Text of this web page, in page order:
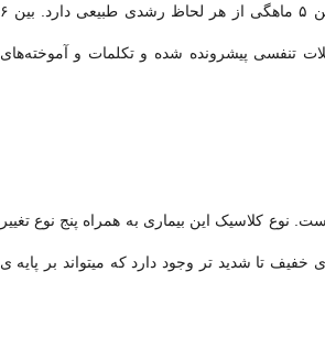
مشکلات رشد مغزی است. نوزاد تا سن ۵ ماهگی از هر لحاظ رشدی طبیعی دارد. بین ۶
مشکلات تنفسی پیشرونده شده و تکلمات و آموخته‌های
نوع کلاسیک این بیماری به همراه پنج نوع تغییر
خفیف تا شدید تر وجود دارد که میتواند بر پایه ی